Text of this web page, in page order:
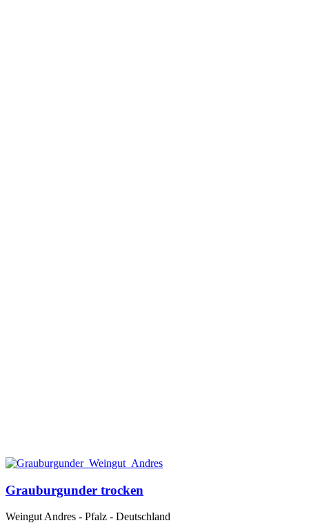
Grauburgunder trocken
Weingut Andres - Pfalz - Deutschland